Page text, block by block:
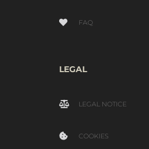
FAQ
LEGAL
LEGAL NOTICE
COOKIES